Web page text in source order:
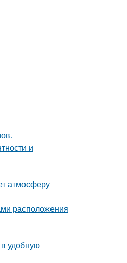
и
атмосферу
расположения
удобную